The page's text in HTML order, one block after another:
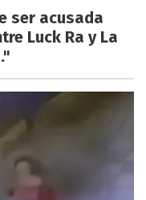
ser acusada
Luck Ra y La